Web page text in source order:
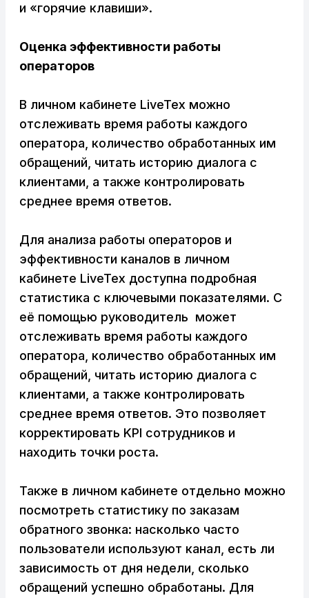
и «горячие клавиши».
Оценка эффективности работы
операторов
В личном кабинете LiveTex можно
отслеживать время работы каждого
оператора, количество обработанных им
обращений, читать историю диалога с
клиентами, а также контролировать
среднее время ответов.
Для анализа работы операторов и
эффективности каналов в личном
кабинете LiveTex доступна подробная
статистика с ключевыми показателями. С
её помощью руководитель может
отслеживать время работы каждого
оператора, количество обработанных им
обращений, читать историю диалога с
клиентами, а также контролировать
среднее время ответов. Это позволяет
корректировать KPI сотрудников и
находить точки роста.
Также в личном кабинете отдельно можно
посмотреть статистику по заказам
обратного звонка: насколько часто
пользователи используют канал, есть ли
зависимость от дня недели, сколько
обращений успешно обработаны. Для